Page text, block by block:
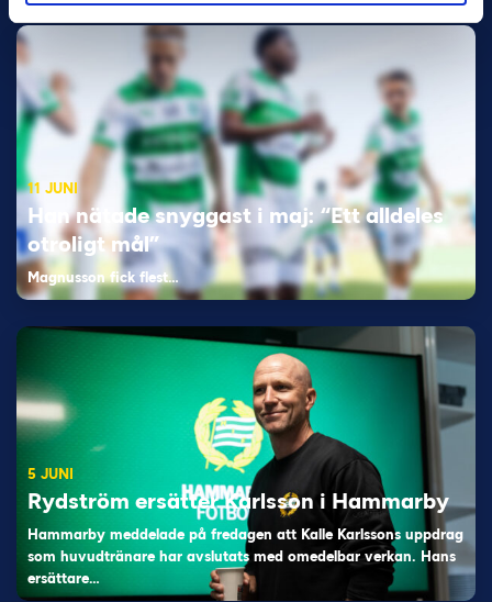
11 JUNI
Han nätade snyggast i maj: “Ett alldeles
otroligt mål”
Magnusson fick flest…
5 JUNI
Rydström ersätter Karlsson i Hammarby
Hammarby meddelade på fredagen att Kalle Karlssons uppdrag
som huvudtränare har avslutats med omedelbar verkan. Hans
ersättare…